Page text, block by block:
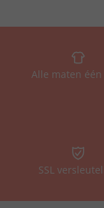
Alle maten
SSL